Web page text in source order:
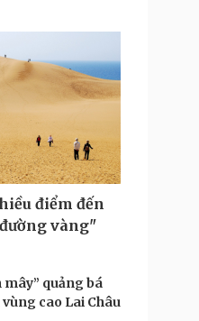
phê
nghệ
đổi số
thời sự
tình yêu
cho bé
tâm hồn
điểm đến
vàng"
mây” quảng bá
cao Lai Châu